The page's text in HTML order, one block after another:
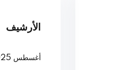
الأرشيف
أغسطس 2025